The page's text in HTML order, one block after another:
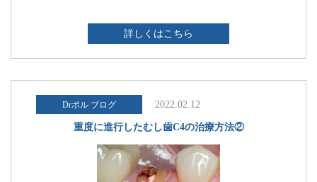
詳しくはこちら
Drポル ブログ 2022.02.12
重度に進行したむし歯C4の治療方法②